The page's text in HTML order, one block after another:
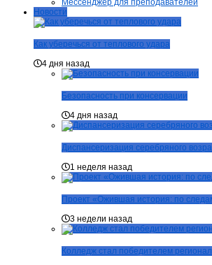
Мессенджер для преподавателей
Новости
Как уберечься от теплового удара
4 дня назад
Безопасность при консервации
4 дня назад
Диспансеризация серебряного
1 неделя назад
Проект «Ожившая история: по
3 недели назад
Колледж стал победителем